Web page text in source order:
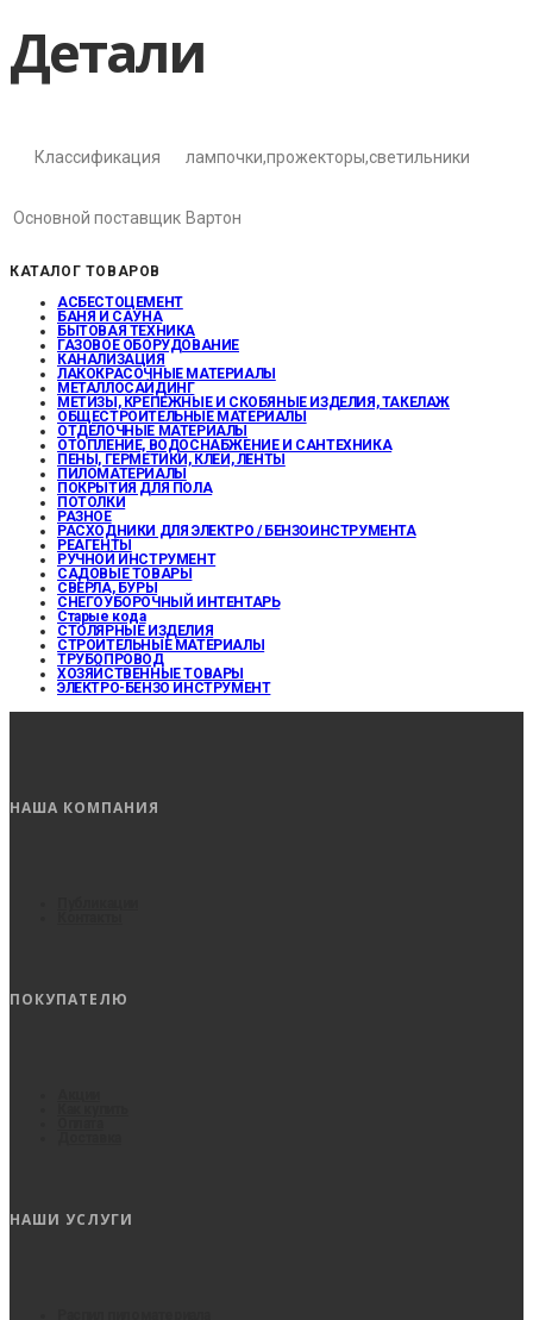
Детали
Классификация лампочки,прожекторы,светильники
Основной поставщик Вартон
КАТАЛОГ ТОВАРОВ
АСБЕСТОЦЕМЕНТ
БАНЯ И САУНА
БЫТОВАЯ ТЕХНИКА
ГАЗОВОЕ ОБОРУДОВАНИЕ
КАНАЛИЗАЦИЯ
ЛАКОКРАСОЧНЫЕ МАТЕРИАЛЫ
МЕТАЛЛОСАЙДИНГ
МЕТИЗЫ, КРЕПЕЖНЫЕ И СКОБЯНЫЕ ИЗДЕЛИЯ, ТАКЕЛАЖ
ОБЩЕСТРОИТЕЛЬНЫЕ МАТЕРИАЛЫ
ОТДЕЛОЧНЫЕ МАТЕРИАЛЫ
ОТОПЛЕНИЕ, ВОДОСНАБЖЕНИЕ И САНТЕХНИКА
ПЕНЫ, ГЕРМЕТИКИ, КЛЕИ, ЛЕНТЫ
ПИЛОМАТЕРИАЛЫ
ПОКРЫТИЯ ДЛЯ ПОЛА
ПОТОЛКИ
РАЗНОЕ
РАСХОДНИКИ ДЛЯ ЭЛЕКТРО / БЕНЗОИНСТРУМЕНТА
РЕАГЕНТЫ
РУЧНОЙ ИНСТРУМЕНТ
САДОВЫЕ ТОВАРЫ
СВЕРЛА, БУРЫ
СНЕГОУБОРОЧНЫЙ ИНТЕНТАРЬ
Старые кода
СТОЛЯРНЫЕ ИЗДЕЛИЯ
СТРОИТЕЛЬНЫЕ МАТЕРИАЛЫ
ТРУБОПРОВОД
ХОЗЯЙСТВЕННЫЕ ТОВАРЫ
ЭЛЕКТРО-БЕНЗО ИНСТРУМЕНТ
НАША КОМПАНИЯ
ПОКУПАТЕЛЮ
НАШИ УСЛУГИ